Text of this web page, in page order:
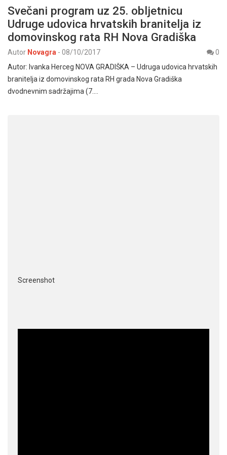
Svečani program uz 25. obljetnicu
Udruge udovica hrvatskih branitelja iz
domovinskog rata RH Nova Gradiška
Autor Novagra - 08/10/2017
0
Autor: Ivanka Herceg NOVA GRADIŠKA – Udruga udovica hrvatskih
branitelja iz domovinskog rata RH grada Nova Gradiška
dvodnevnim sadržajima (7.…
Screenshot